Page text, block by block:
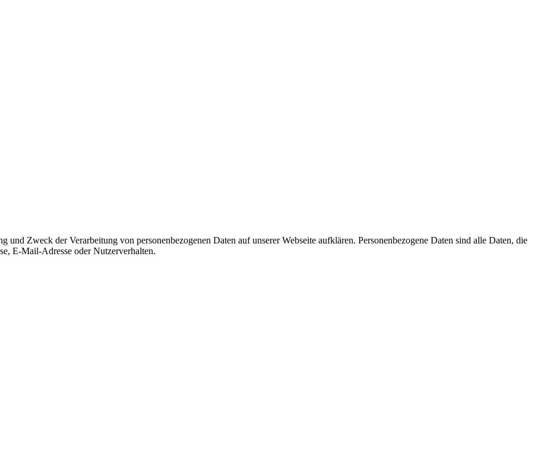
Zweck der Verarbeitung von personenbezogenen Daten auf unserer Webseite aufklären. Personenbezogene Daten sind alle Daten, die
E-Mail-Adresse oder Nutzerverhalten.